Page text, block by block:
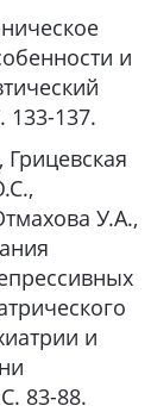
и
133-137.
У.А.,
и
83-88.